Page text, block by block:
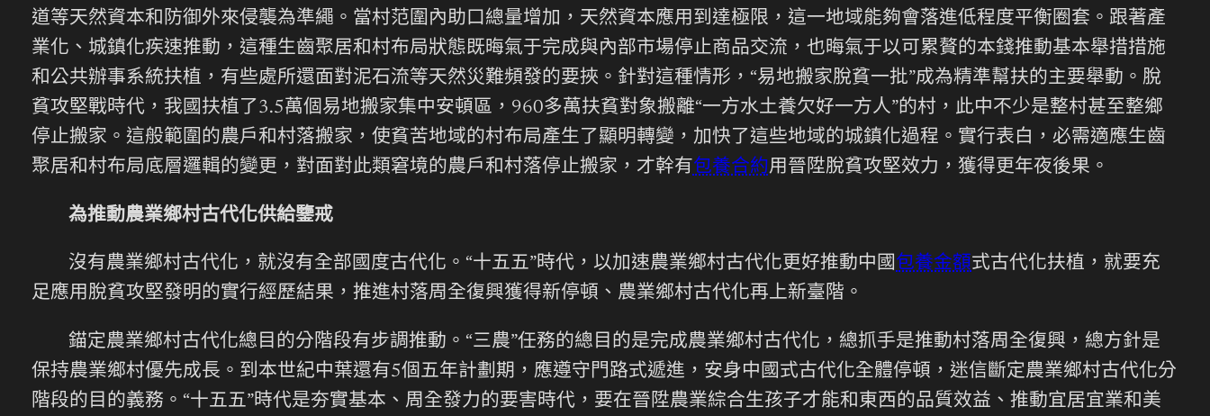
道等天然資本和防御外來侵襲為準繩。當村范圍內助口總量增加，天然資本應用到達極限，這一地域能夠會落進低程度平衡圈套。跟著產
業化、城鎮化疾速推動，這種生齒聚居和村布局狀態既晦氣于完成與內部市場停止商品交流，也晦氣于以可累贅的本錢推動基本舉措措施
和公共辦事系統扶植，有些處所還面對泥石流等天然災難頻發的要挾。針對這種情形，“易地搬家脫貧一批”成為精準幫扶的主要舉動。脫
貧攻堅戰時代，我國扶植了3.5萬個易地搬家集中安頓區，960多萬扶貧對象搬離“一方水土養欠好一方人”的村，此中不少是整村甚至整鄉
停止搬家。這般範圍的農戶和村落搬家，使貧苦地域的村布局產生了顯明轉變，加快了這些地域的城鎮化過程。實行表白，必需適應生齒
聚居和村布局底層邏輯的變更，對面對此類窘境的農戶和村落停止搬家，才幹有 包養合約用晉陞脫貧攻堅效力，獲得更年夜後果。
為推動農業鄉村古代化供給鑒戒
沒有農業鄉村古代化，就沒有全部國度古代化。“十五五”時代，以加速農業鄉村古代化更好推動中國包養金額式古代化扶植，就要充
足應用脫貧攻堅發明的實行經歷結果，推進村落周全復興獲得新停頓、農業鄉村古代化再上新臺階。
錨定農業鄉村古代化總目的分階段有步調推動。“三農”任務的總目的是完成農業鄉村古代化，總抓手是推動村落周全復興，總方針是
保持農業鄉村優先成長。到本世紀中葉還有5個五年計劃期，應遵守門路式遞進，安身中國式古代化全體停頓，迷信斷定農業鄉村古代化分
階段的目的義務。“十五五”時代是夯實基本、周全發力的要害時代，要在晉陞農業綜合生孩子才能和東西的品質效益、推動宜居宜業和美